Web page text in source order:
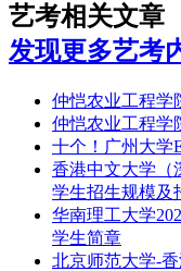
艺考相关文章
发现更多艺考
仲恺农业工程学
仲恺农业工程学
十个！广州大学
香港中文大学（
学生招生规模及
华南理工大学
学生简章
北京师范大学-